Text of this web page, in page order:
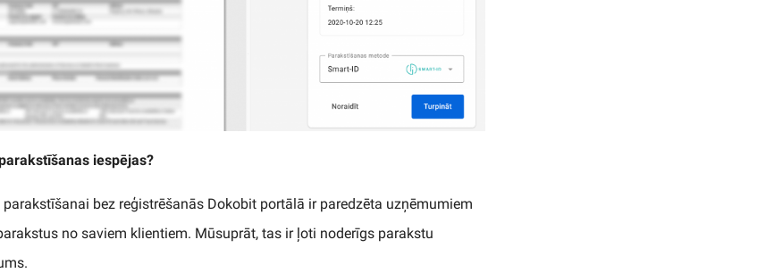
iespējas?
bez reģistrēšanās Dokobit portālā ir paredzēta uzņēmumiem
no saviem klientiem. Mūsuprāt, tas ir ļoti noderīgs parakstu